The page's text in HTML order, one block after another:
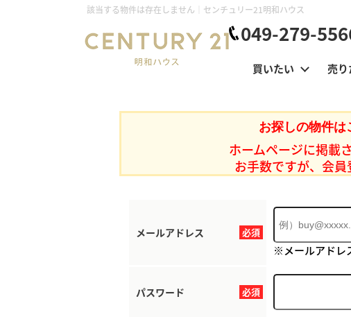
該当する物件は存在しません｜センチュリー21明和ハウス
049-279-
買いたい 売り
お探しの物件は
ホームページに掲載
お手数ですが、会員
必須
メールアドレス
※メールアドレ
必須
パスワード